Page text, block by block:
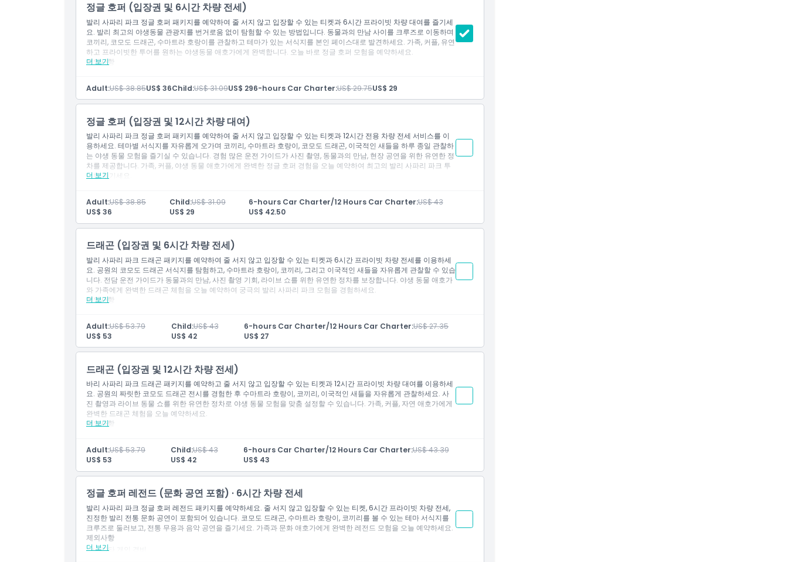
알아야 할 사항
위치
가는 방법
교환 방법
이용 약관
정글 호퍼 (입장권 및 6시간 차량 전세)
발리 사파리 파크 정글 호퍼 패키지를 예약하여 줄 서지 않고 입장할 수 있는 티켓과 6시간 프라이빗 차량 대여를 즐기세
요. 발리 최고의 야생동물 관광지를 번거로움 없이 탐험할 수 있는 방법입니다. 동물과의 만남 사이를 크루즈로 이동하며
코끼리, 코모도 드래곤, 수마트라 호랑이를 관찰하고 테마가 있는 서식지를 본인 페이스대로 발견하세요. 가족, 커플, 유연
하고 프라이빗한 투어를 원하는 야생동물 애호가에게 완벽합니다. 오늘 바로 정글 호퍼 모험을 예약하세요.
더 보기
제외사항
주차 요금.
입장권: 사파리 여행 1회
입장권: 동물, 호랑이 및 코끼리 교육 프레젠테이션
이 인기 있는 사파리 패키지는 다양한 동물, 심지어 멸종 위기종을 만날 수 있는 야생 모험을 제공합니다
동물원 방문 시간을 포함한 12시간 차량 대여
픽업 가능 지역: 꾸따, 스미냑, 창구, 누사두아, 울루와뚜, 짐바란, 사누르, 우붓, 타나롯. 결제 페이지에서 선호하는 픽
업 시간을 알려주세요
5명 탑승 가능한 1대의 차량
알아야 할 사항
모든 상품 유형, 포함 사항, 시설, 공연, 서비스는 적절한 CHSE(청결, 건강, 안전, 환경 지속 가능성) 프로토콜 유지를
위해 가용성과 변경 사항이 있을 수 있습니다
행사장 내 반입 음식물 및 음료는 허용되지 않습니다
이 활동은 유모차 및 휠체어 출입이 가능합니다 외부 지역 서비스 모든 추가 요금은 운전사에게 현금으로 직접 지불
해야 합니다
외부 서비스 지역: 차량/지역당 IDR 250,000 (카랑아셈, 불렝, 느그라, 방글리, 클렁쿵) 차량당 IDR 100,000 (자틸위,
베두굴, 울룬 다누, 슬레마데) IDR 350,000 길리마누크 항구, 멘장안, 페무테란
추가 시간: IDR 50,000 (차량) 야간 서비스 (00:00-06:00 사이 픽업 또는 하차): IDR250,000
차량 종류: 아반자 유사 (4명 1차량 그룹).
Adult:US$ 38.85US$ 36Child:US$ 31.09US$ 296-hours Car Charter:US$ 29.75US$ 29
정글 호퍼 (입장권 및 12시간 차량 대여)
발리 사파리 파크 정글 호퍼 패키지를 예약하여 줄 서지 않고 입장할 수 있는 티켓과 12시간 전용 차량 전세 서비스를 이
용하세요. 테마별 서식지를 자유롭게 오가며 코끼리, 수마트라 호랑이, 코모도 드래곤, 이국적인 새들을 하루 종일 관찰하
는 야생 동물 모험을 즐기실 수 있습니다. 경험 많은 운전 가이드가 사진 촬영, 동물과의 만남, 현장 공연을 위한 유연한 정
차를 제공합니다. 가족, 커플, 야생 동물 애호가에게 완벽한 정글 호퍼 경험을 오늘 예약하여 최고의 발리 사파리 파크 투
어를 즐기세요.
더 보기
기타 개인 비용
주차 요금.
입장권: 사파리 여행 1회
입장권: 동물, 호랑이 및 코끼리 교육 프레젠테이션
이 인기 있는 사파리 패키지는 다양한 동물, 심지어 멸종 위기종을 만날 수 있는 야생 모험을 제공합니다
동물원 방문 시간을 포함한 12시간 차량 대여
픽업 가능 지역: 꾸따, 스미냑, 창구, 누사두아, 울루와뚜, 짐바란, 사누르, 우붓, 타나롯. 결제 페이지에서 선호하는 픽
업 시간을 알려주세요
5명 탑승 가능한 1대의 차량
알아야 할 사항
장소 내에서는 외부 음식 및 음료 반입이 금지되어 있습니다
이 활동은 유모차 및 휠체어 접근이 가능합니다. 외부 지역 서비스 모든 추가 요금은 운전자에게 현금으로 직접 지불
해야 합니다
외부 서비스 지역: 차량/지역당 IDR 250,000 (카라앙아셈, 불렝, 느가라, 방글리, 끌렁쿵) 차량당 IDR 100,000 (자틸
위, 베두굴, 울룬 다누, 슬러매데) Gilimanuk 항구, Menjangan, Pemuteran 차량당 IDR 350,000
추가 시간: IDR 50,000 (차량 기준) 야간 서비스 (00:00-06:00 사이 픽업 또는 하차): IDR 250,000
차종: Avanza 유사 (4인 1대 기준).
Adult:US$ 38.85
US$ 36
Child:US$ 31.09
US$ 29
6-hours Car Charter/12 Hours Car Charter:US$ 43
US$ 42.50
드래곤 (입장권 및 6시간 차량 전세)
발리 사파리 파크 드래곤 패키지를 예약하여 줄 서지 않고 입장할 수 있는 티켓과 6시간 프라이빗 차량 전세를 이용하세
요. 공원의 코모도 드래곤 서식지를 탐험하고, 수마트라 호랑이, 코끼리, 그리고 이국적인 새들을 자유롭게 관찰할 수 있습
니다. 전담 운전 가이드가 동물과의 만남, 사진 촬영 기회, 라이브 쇼를 위한 유연한 정차를 보장합니다. 야생 동물 애호가
와 가족에게 완벽한 드래곤 체험을 오늘 예약하여 궁극의 발리 사파리 파크 모험을 경험하세요.
더 보기
제외사항
기타 개인 경비
추가 시간 1시간당 IDR 50,000 추가 요금, 운전자에게 지불
주차 요금.
포함 사항
입장권: 사파리 여행 1회
입장권: 동물, 호랑이 및 코끼리 교육 프레젠테이션
Uma 레스토랑에서 점심 식사
이 인기 사파리 패키지는 다양한 동물을 비롯해 멸종 위기 종까지 만날 수 있는 야생 모험을 제공합니다
동물원 방문 시간을 포함한 6시간 차량 전세
픽업 가능 지역: 꾸따, 스미냑, 짱구, 누사두아, 울루와뚜, 짐바란, 사누르, 우붓, 타나롯
체크아웃 페이지에서 선호하는 픽업 시간을 알려주세요
알아야 할 사항
행사장 출입 후 재입장은 허용되지 않습니다
해당 상품 유형, 포함 사항, 시설, 쇼 프레젠테이션 및 서비스는 적절한 CHSE(청결, 건강, 안전, 환경 지속 가능성) 프
로토콜 유지를 위해 예고 없이 변경될 수 있습니다
외부 음식 및 음료는 반입 금지입니다
본 활동은 유모차 및 휠체어 접근이 가능합니다.
Adult:US$ 53.79
US$ 53
Child:US$ 43
US$ 42
6-hours Car Charter/12 Hours Car Charter:US$ 27.35
US$ 27
드래곤 (입장권 및 12시간 차량 전세)
바리 사파리 파크 드래곤 패키지를 예약하고 줄 서지 않고 입장할 수 있는 티켓과 12시간 프라이빗 차량 대여를 이용하세
요. 공원의 짜릿한 코모도 드래곤 전시를 경험한 후 수마트라 호랑이, 코끼리, 이국적인 새들을 자유롭게 관찰하세요. 사
진 촬영과 라이브 동물 쇼를 위한 유연한 정차로 야생 동물 모험을 맞춤 설정할 수 있습니다. 가족, 커플, 자연 애호가에게
완벽한 드래곤 체험을 오늘 예약하세요.
더 보기
제외사항
기타 개인 비용
추가 시간당 요금 IDR 50,000/시간, 운전자에게 지불
주차 요금,
포함 사항
입장권: 사파리 여행 1회
입장권: 동물, 호랑이 및 코끼리 교육 프레젠테이션
우마 레스토랑에서 점심 식사
이 인기 사파리 패키지는 야생동물 모험을 떠나 다양한 동물, 심지어 멸종 위기종도 만날 수 있습니다
동물원 방문 시간을 포함한 12시간 차량 전세
픽업 가능 지역: 꾸따, 스미냑, 창구, 누사두아, 울루와뚜, 짐바란, 사누르, 우붓, 타나롯
체크아웃 페이지에서 원하는 픽업 시간을 알려주세요
Adult:US$ 53.79
US$ 53
Child:US$ 43
US$ 42
6-hours Car Charter/12 Hours Car Charter:US$ 43.39
US$ 43
정글 호퍼 레전드 (문화 공연 포함) · 6시간 차량 전세
발리 사파리 파크 정글 호퍼 레전드 패키지를 예약하세요. 줄 서지 않고 입장할 수 있는 티켓, 6시간 프라이빗 차량 전세,
진정한 발리 전통 문화 공연이 포함되어 있습니다. 코모도 드래곤, 수마트라 호랑이, 코끼리를 볼 수 있는 테마 서식지를
크루즈로 둘러보고, 전통 무용과 음악 공연을 즐기세요. 가족과 문화 애호가에게 완벽한 레전드 모험을 오늘 예약하세요.
더 보기
제외사항
기타 개인 경비